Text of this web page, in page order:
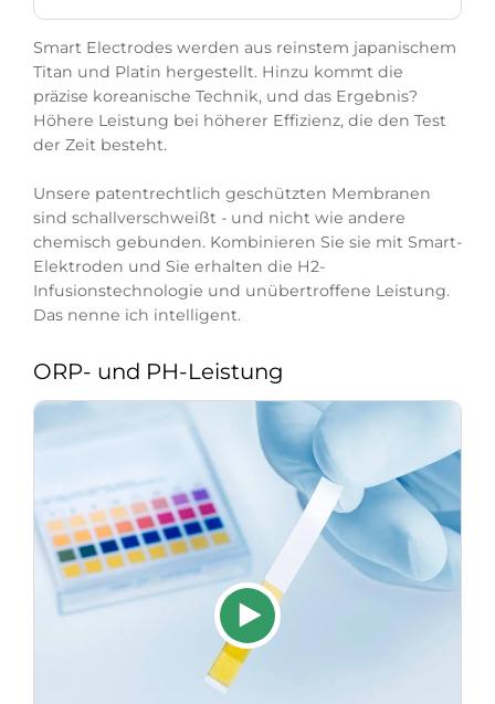
Smart Electrodes werden aus reinstem japanischem
Titan und Platin hergestellt. Hinzu kommt die
präzise koreanische Technik, und das Ergebnis?
Höhere Leistung bei höherer Effizienz, die den Test
der Zeit besteht.
Unsere patentrechtlich geschützten Membranen
sind schallverschweißt - und nicht wie andere
chemisch gebunden. Kombinieren Sie sie mit Smart-
Elektroden und Sie erhalten die H2-
Infusionstechnologie und unübertroffene Leistung.
Das nenne ich intelligent.
ORP- und PH-Leistung